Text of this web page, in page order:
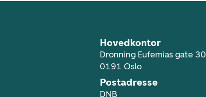
Hovedkontor
Dronning Eufemias gate 30
0191 Oslo
Postadresse
DNB